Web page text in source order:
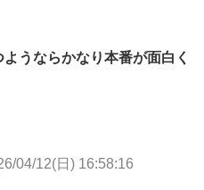
うならかなり本番が面白く
04/12(日) 16:58:16